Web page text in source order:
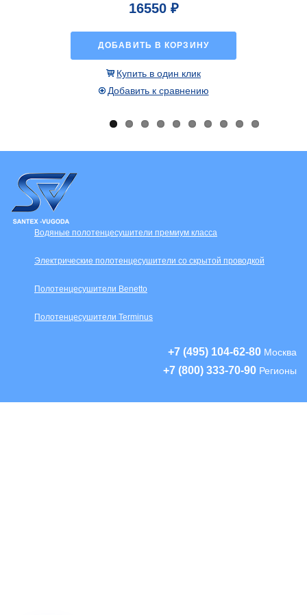
6127 ₽5570 ₽
ДОБАВИТЬ В КОРЗИНУ
Купить в один клик
Добавить к сравнению
Водяные полотенцесушители премиум класса
Электрические полотенцесушители со скрытой проводкой
Полотенцесушители Benetto
Полотенцесушители Terminus
+7 (495) 104-62-80 Москва
+7 (800) 333-70-90 Регионы